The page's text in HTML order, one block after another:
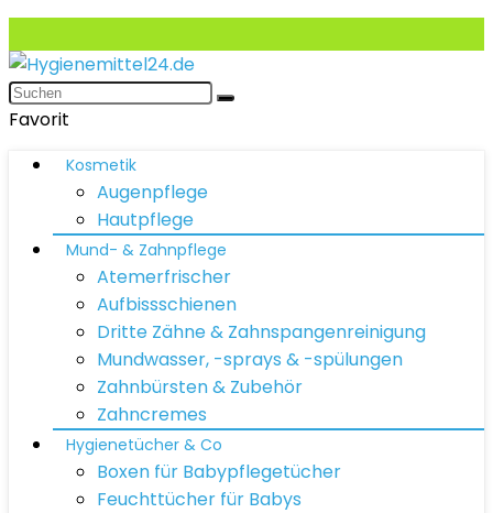
Favorit
Kosmetik
Augenpflege
Hautpflege
Mund- & Zahnpflege
Atemerfrischer
Aufbissschienen
Dritte Zähne & Zahnspangenreinigung
Mundwasser, -sprays & -spülungen
Zahnbürsten & Zubehör
Zahncremes
Hygienetücher & Co
Boxen für Babypflegetücher
Feuchttücher für Babys